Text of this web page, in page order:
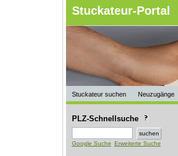
Stuckateur-Portal
Stuckateur suchen Neuzugänge
PLZ-Schnellsuche
Google Suche Erweiterte Suche